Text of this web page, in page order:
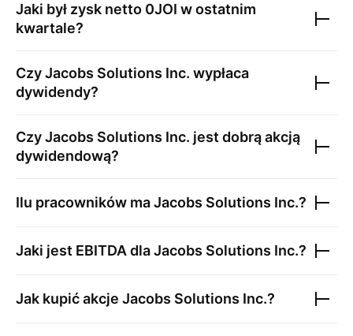
Jaki był zysk netto 0JOI w ostatnim
kwartale?
CzyJacobs Solutions Inc. wypłaca
dywidendy?
CzyJacobs Solutions Inc. jest dobrą akcją
dywidendową?
Ilu pracowników maJacobs Solutions Inc.?
Jaki jest EBITDA dlaJacobs Solutions Inc.?
Jak kupić akcje Jacobs Solutions Inc.?